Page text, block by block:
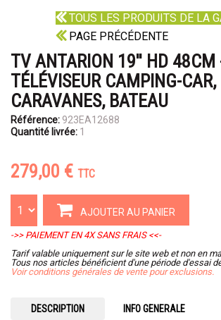
TOUS LES PRODUITS DE LA
PAGE PRÉCÉDENTE
TV ANTARION 19'' HD 48CM
TÉLÉVISEUR CAMPING-CAR,
CARAVANES, BATEAU
Référence: 923EA12688
Quantité livrée: 1
279,00 € TTC
AJOUTER AU PANIER
->> PAIEMENT EN 4X SANS FRAIS <<-
Tarif valable uniquement sur le site web et non en
Tous nos articles bénéficient d'une période d'essai
Voir conditions générales de vente pour exclusions.
DESCRIPTION INFO GENERALE